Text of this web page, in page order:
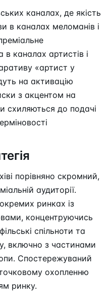
каналах, де якість
в каналах меломанів і
каналах артистів і
«артист у
на активацію
з акцентом на
схиляються до подачі
порівняно скромний,
аудиторії.
ринках із
концентруючись
спільноти та
включно з частинами
Спостережуваний
охопленню
ринку.